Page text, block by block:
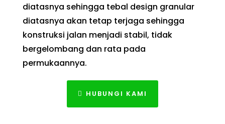
diatasnya sehingga tebal design granular
diatasnya akan tetap terjaga sehingga
konstruksi jalan menjadi stabil, tidak
bergelombang dan rata pada
permukaannya.
HUBUNGI KAMI